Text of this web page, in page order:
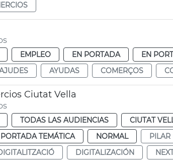
EMPLEO EN PORTADA EN
AYUDAS COMERÇOS
Ciutat Vella
TODAS LAS AUDIENCIAS CIUTAT
TEMÁTICA NORMAL PILAR
DIGITALIZACIÓN